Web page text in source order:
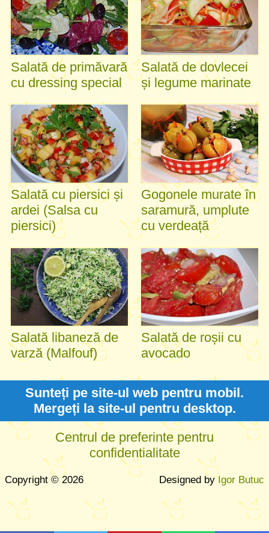
Salată de primăvară
cu dressing special
Salată de dovlecei
și legume marinate
Salată cu piersici și
ardei (Salsa cu
piersici)
Gogonele murate în
saramură, umplute
cu verdeață
Salată libaneză de
varză (Malfouf)
Salată de roșii cu
avocado
Sunteți pe site-ul web pentru mobil.
Mergeți la site-ul pentru desktop.
Centrul de preferinte pentru
confidentialitate
Copyright © 2026 Designed byIgor Butuc